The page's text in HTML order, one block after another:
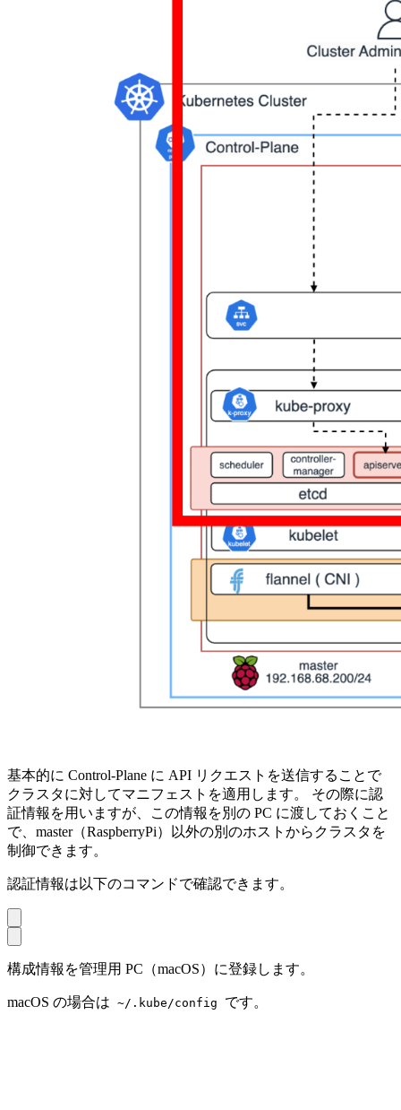
基本的に Control-Plane に API リクエストを送信することで
クラスタに対してマニフェストを適用します。 その際に認
証情報を用いますが、この情報を別の PC に渡しておくこと
で、master（RaspberryPi）以外の別のホストからクラスタを
制御できます。
認証情報は以下のコマンドで確認できます。
構成情報を管理用 PC（macOS）に登録します。
macOS の場合は ~/.kube/config です。